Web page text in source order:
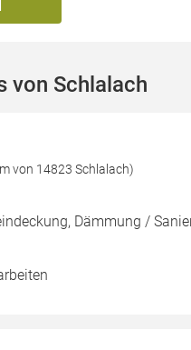
von Schlalach
von 14823 Schlalach)
Dämmung /